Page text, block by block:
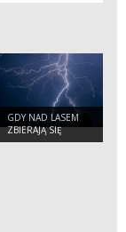
GDY NAD LASEM
ZBIERAJĄ SIĘ
CHMURY.